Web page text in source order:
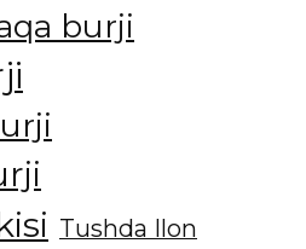
burji
Tushda Ilon